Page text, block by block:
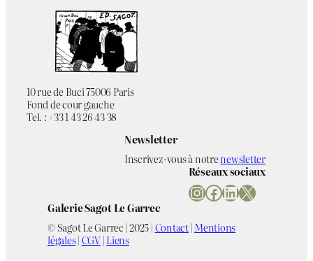
10 rue de Buci 75006 Paris
Fond de cour gauche
Tel. : +33 1 43 26 43 38
Newsletter
Inscrivez-vous à notrenewsletter
Réseaux sociaux
InstagramFacebook LinkedIn X
Galerie Sagot Le Garrec
© Sagot Le Garrec | 2025 |Contact|Mentions
légales|CGV|Liens